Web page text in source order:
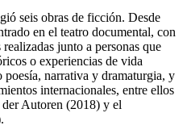
seis obras de ficción. Desde
en el teatro documental, con
junto a personas que
o experiencias de vida
narrativa y dramaturgia, y
internacionales, entre ellos
Autoren (2018) y el